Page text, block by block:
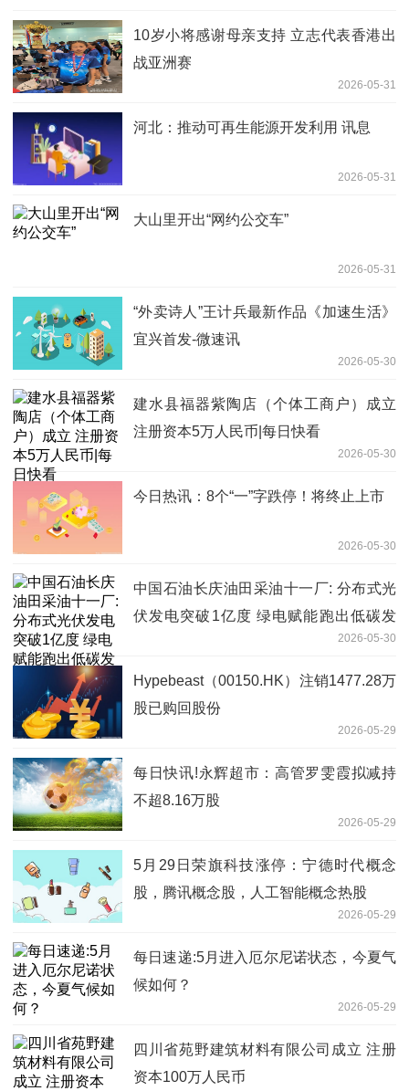
10岁小将感谢母亲支持 立志代表香港出
战亚洲赛
2026-05-31
河北：推动可再生能源开发利用 讯息
2026-05-31
大山里开出“网约公交车”
2026-05-31
“外卖诗人”王计兵最新作品《加速生活》
宜兴首发-微速讯
2026-05-30
建水县福器紫陶店（个体工商户）成立
注册资本5万人民币|每日快看
2026-05-30
今日热讯：8个“一”字跌停！将终止上市
2026-05-30
中国石油长庆油田采油十一厂: 分布式光
伏发电突破1亿度 绿电赋能跑出低碳发
2026-05-30
Hypebeast（00150.HK）注销1477.28万
股已购回股份
2026-05-29
每日快讯!永辉超市：高管罗雯霞拟减持
不超8.16万股
2026-05-29
5月29日荣旗科技涨停：宁德时代概念
股，腾讯概念股，人工智能概念热股
2026-05-29
每日速递:5月进入厄尔尼诺状态，今夏气
候如何？
2026-05-29
四川省苑野建筑材料有限公司成立 注册
资本100万人民币